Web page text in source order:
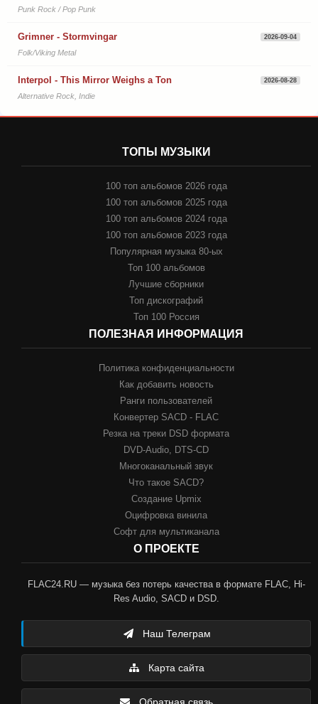
Punk Rock / Pop Punk
Grimner - Stormvingar 2026-09-04
Folk/Viking Metal
Interpol - This Mirror Weighs a Ton 2026-08-28
Alternative Rock, Indie
ТОПЫ МУЗЫКИ
100 топ альбомов 2026 года
100 топ альбомов 2025 года
100 топ альбомов 2024 года
100 топ альбомов 2023 года
Популярная музыка 80-ых
Топ 100 альбомов
Лучшие сборники
Топ дискографий
Топ 100 Россия
ПОЛЕЗНАЯ ИНФОРМАЦИЯ
Политика конфиденциальности
Как добавить новость
Ранги пользователей
Конвертер SACD - FLAC
Резка на треки DSD формата
DVD-Audio, DTS-CD
Многоканальный звук
Что такое SACD?
Создание Upmix
Оцифровка винила
Софт для мультиканала
О ПРОЕКТЕ
FLAC24.RU — музыка без потерь качества в формате FLAC, Hi-
Res Audio, SACD и DSD.
Наш Телеграм
Карта сайта